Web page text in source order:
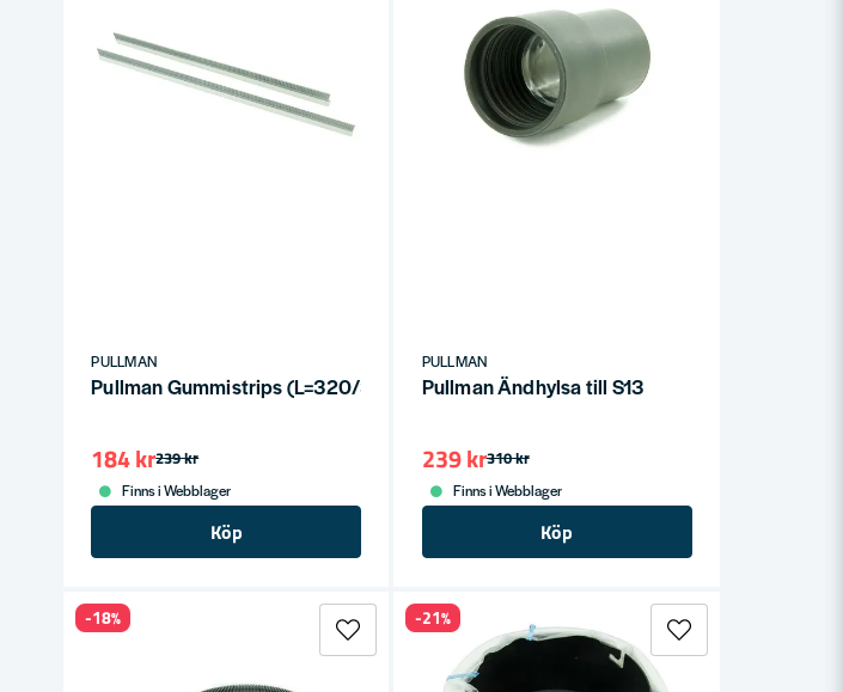
PULLMAN
Pullman Gummistrips (L=320/365)
239 kr
184 kr
Finns i Webblager
Köp
PULLMAN
Pullman Ändhylsa till S13
310 kr
239 kr
Finns i Webblager
Köp
-18% -21%